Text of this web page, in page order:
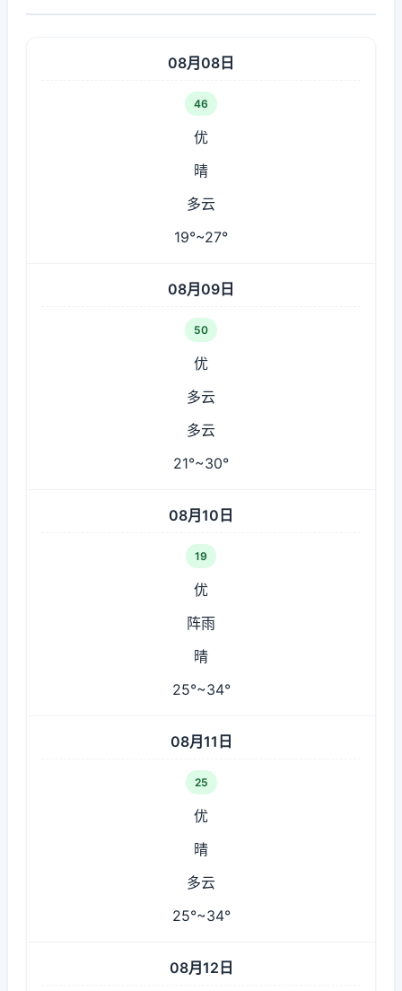
08月08日
46
优
晴
多云
19°~27°
08月09日
50
优
多云
多云
21°~30°
08月10日
19
优
阵雨
晴
25°~34°
08月11日
25
优
晴
多云
25°~34°
08月12日